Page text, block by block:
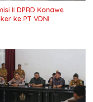
II DPRD Konawe
ke PT VDNI